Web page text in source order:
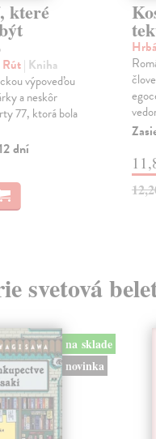
které
Rút| Kniha
výpoveďou
a neskôr
77, ktorá bola
dní
svetová
na sklade
novinka